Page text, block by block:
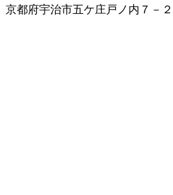
京都府宇治市五ケ庄戸ノ内７－２